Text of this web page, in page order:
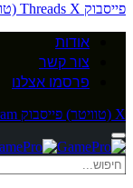
פייסבוק
Threads X (טוויטר)
אודות
צור קשר
פרסמו אצלנו
X (טוויטר) פייסבוק